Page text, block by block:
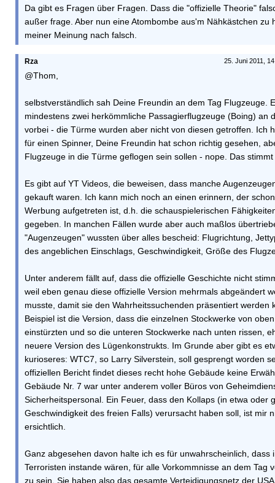
Da gibt es Fragen über Fragen. Dass die "offizielle Theorie"
außer frage. Aber nun eine Atombombe aus'm Nähkästchen zu
meiner Meinung nach falsch.
25. Juni 2011,
Rza
@Thom,
selbstverständlich sah Deine Freundin an dem Tag Flugzeuge.
mindestens zwei herkömmliche Passagierflugzeuge (Boing) an
vorbei - die Türme wurden aber nicht von diesen getroffen. Ich
für einen Spinner, Deine Freundin hat schon richtig gesehen,
Flugzeuge in die Türme geflogen sein sollen - nope. Das
Es gibt auf YT Videos, die beweisen, dass manche
gekauft waren. Ich kann mich noch an einen erinnern, der
Werbung aufgetreten ist, d.h. die schauspielerischen
gegeben. In manchen Fällen wurde aber auch maßlos
"Augenzeugen" wussten über alles bescheid: Flugrichtung,
des angeblichen Einschlags, Geschwindigkeit, Größe des
Unter anderem fällt auf, dass die offizielle Geschichte nicht
weil eben genau diese offizielle Version mehrmals abgeändert
musste, damit sie den Wahrheitssuchenden präsentiert werden
Beispiel ist die Version, dass die einzelnen Stockwerke von
einstürzten und so die unteren Stockwerke nach unten rissen,
neuere Version des Lügenkonstrukts. Im Grunde aber gibt es
kurioseres: WTC7, so Larry Silverstein, soll gesprengt worden
offiziellen Bericht findet dieses recht hohe Gebäude keine
Gebäude Nr. 7 war unter anderem voller Büros von
Sicherheitspersonal. Ein Feuer, dass den Kollaps (in etwa oder
Geschwindigkeit des freien Falls) verursacht haben soll, ist mir
ersichtlich.
Ganz abgesehen davon halte ich es für unwahrscheinlich, dass
Terroristen instande wären, für alle Vorkommnisse an dem Tag
zu sein. Sie haben also das gesamte Verteidigungsnetz der